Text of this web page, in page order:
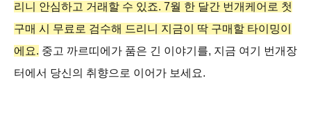
리니 안심하고 거래할 수 있죠. 7월 한 달간 번개케어로 첫
구매 시 무료로 검수해 드리니 지금이 딱 구매할 타이밍이
에요. 중고 까르띠에가 품은 긴 이야기를, 지금 여기 번개장
터에서 당신의 취향으로 이어가 보세요.